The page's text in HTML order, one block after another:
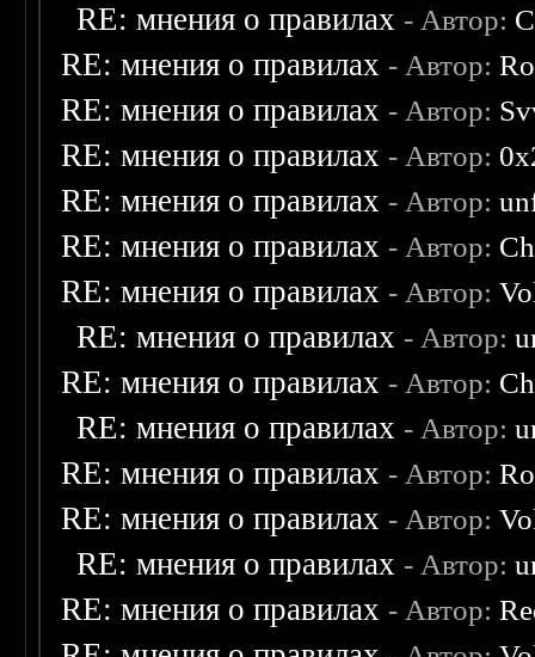
RE: мнения о правилах - Автор:
RE: мнения о правилах - Автор:
RE: мнения о правилах - Автор:
RE: мнения о правилах - Автор:
RE: мнения о правилах - Автор:
RE: мнения о правилах - Автор:
RE: мнения о правилах - Автор:
RE: мнения о правилах - Автор:
RE: мнения о правилах - Автор:
RE: мнения о правилах - Автор:
RE: мнения о правилах - Автор:
RE: мнения о правилах - Автор:
RE: мнения о правилах - Автор:
RE: мнения о правилах - Автор: